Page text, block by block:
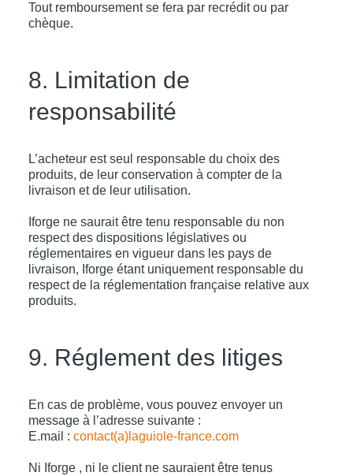
Tout remboursement se fera par recrédit ou par
chèque.
8. Limitation de
responsabilité
L’acheteur est seul responsable du choix des
produits, de leur conservation à compter de la
livraison et de leur utilisation.
Iforge ne saurait être tenu responsable du non
respect des dispositions législatives ou
réglementaires en vigueur dans les pays de
livraison, Iforge étant uniquement responsable du
respect de la réglementation française relative aux
produits.
9. Réglement des litiges
En cas de problème, vous pouvez envoyer un
message à l’adresse suivante :
E.mail : contact(a)laguiole-france.com
Ni Iforge , ni le client ne sauraient être tenus